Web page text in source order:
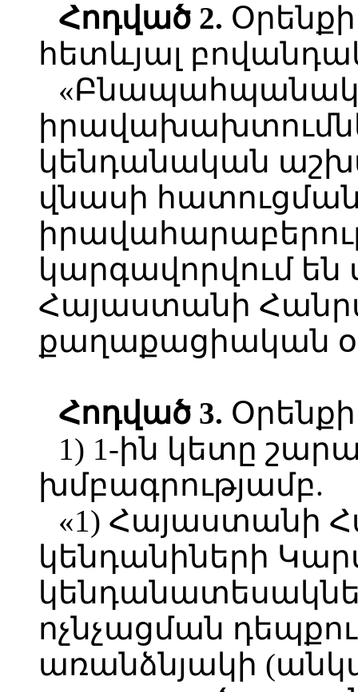
Հոդված 2.
հետևյալ
կենդանական
վնասի
կարգավորվում են
Հայաստանի
քաղաքացիական
Հոդված 3.
1) 1-ին կետը
խմբագրությամբ.
«1) Հայաստանի
կենդանիների
ոչնչացման
առանձնյակի